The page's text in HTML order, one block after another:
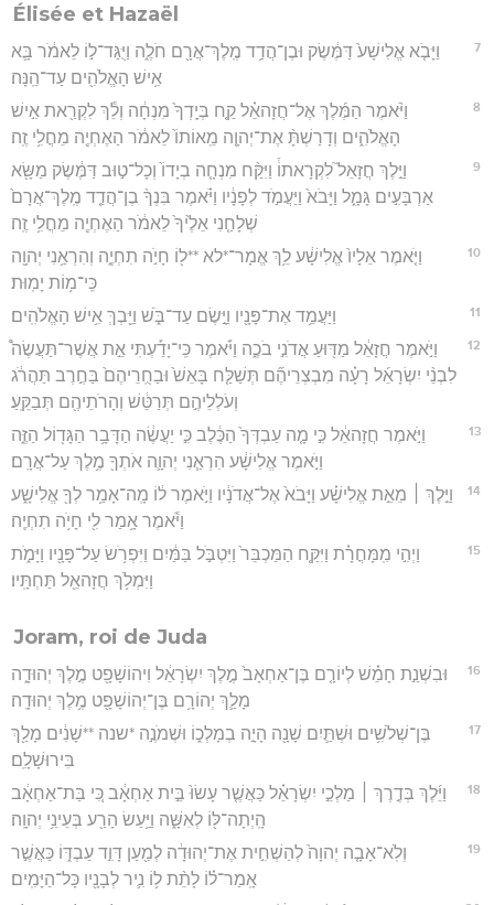
Élisée et Hazaël
7
וַיָּבֹ֤א אֱלִישָׁע֙ דַּמֶּ֔שֶׂק וּבֶן־הֲדַ֥ד מֶֽלֶךְ־אֲרָ֖ם חֹלֶ֑ה וַיֻּגַּד־ל֣וֹ לֵאמֹ֔ר בָּ֛א
אִ֥ישׁ הָאֱלֹהִ֖ים עַד־הֵֽנָּה׃
8
וַיֹּ֨אמֶר הַמֶּ֜לֶךְ אֶל־חֲזָהאֵ֗ל קַ֤ח בְּיָֽדְךָ֙ מִנְחָ֔ה וְלֵ֕ךְ לִקְרַ֖את אִ֣ישׁ
הָאֱלֹהִ֑ים וְדָרַשְׁתָּ֨ אֶת־יְהוָ֤ה מֵֽאוֹתוֹ֙ לֵאמֹ֔ר הַאֶחְיֶ֖ה מֵחֳלִ֥י זֶֽה׃
9
וַיֵּ֣לֶךְ חֲזָאֵל֮ לִקְרָאתוֹ֒ וַיִּקַּ֨ח מִנְחָ֤ה בְיָדוֹ֙ וְכָל־ט֣וּב דַּמֶּ֔שֶׂק מַשָּׂ֖א
אַרְבָּעִ֣ים גָּמָ֑ל וַיָּבֹא֙ וַיַּעֲמֹ֣ד לְפָנָ֔יו וַיֹּ֗אמֶר בִּנְךָ֨ בֶן־הֲדַ֤ד מֶֽלֶךְ־אֲרָם֙
שְׁלָחַ֤נִי אֵלֶ֙יךָ֙ לֵאמֹ֔ר הַאֶחְיֶ֖ה מֵחֳלִ֥י זֶֽה׃
10
וַיֹּ֤אמֶר אֵלָיו֙ אֱלִישָׁ֔ע לֵ֥ךְ אֱמָר־*לא **ל֖וֹ חָיֹ֣ה תִחְיֶ֑ה וְהִרְאַ֥נִי יְהוָ֖ה
כִּֽי־מ֥וֹת יָמֽוּת׃
11 וַיַּעֲמֵ֥ד אֶת־פָּנָ֖יו וַיָּ֣שֶׂם עַד־בֹּ֑שׁ וַיֵּ֖בְךְּ אִ֥ישׁ הָאֱלֹהִֽים׃
12
וַיֹּ֣אמֶר חֲזָאֵ֔ל מַדּ֖וּעַ אֲדֹנִ֣י בֹכֶ֑ה וַיֹּ֡אמֶר כִּֽי־יָדַ֡עְתִּי אֵ֣ת אֲשֶׁר־תַּעֲשֶׂה֩
לִבְנֵ֨י יִשְׂרָאֵ֜ל רָעָ֗ה מִבְצְרֵיהֶ֞ם תְּשַׁלַּ֤ח בָּאֵשׁ֙ וּבַחֻֽרֵיהֶם֙ בַּחֶ֣רֶב תַּהֲרֹ֔ג
וְעֹלְלֵיהֶ֣ם תְּרַטֵּ֔שׁ וְהָרֹתֵיהֶ֖ם תְּבַקֵּֽעַ׃
13
וַיֹּ֣אמֶר חֲזָהאֵ֔ל כִּ֣י מָ֤ה עַבְדְּךָ֙ הַכֶּ֔לֶב כִּ֣י יַעֲשֶׂ֔ה הַדָּבָ֥ר הַגָּד֖וֹל הַזֶּ֑ה
וַיֹּ֣אמֶר אֱלִישָׁ֔ע הִרְאַ֧נִי יְהוָ֛ה אֹתְךָ֖ מֶ֥לֶךְ עַל־אֲרָֽם׃
14
וַיֵּ֣לֶךְ ׀ מֵאֵ֣ת אֱלִישָׁ֗ע וַיָּבֹא֙ אֶל־אֲדֹנָ֔יו וַיֹּ֣אמֶר ל֔וֹ מָֽה־אָמַ֥ר לְךָ֖ אֱלִישָׁ֑ע
וַיֹּ֕אמֶר אָ֥מַר לִ֖י חָיֹ֥ה תִחְיֶֽה׃
15
וַיְהִ֣י מִֽמָּחֳרָ֗ת וַיִּקַּ֤ח הַמַּכְבֵּר֙ וַיִּטְבֹּ֣ל בַּמַּ֔יִם וַיִּפְרֹ֥שׂ עַל־פָּנָ֖יו וַיָּמֹ֑ת
וַיִּמְלֹ֥ךְ חֲזָהאֵ֖ל תַּחְתָּֽיו׃
Joram, roi de Juda
16
וּבִשְׁנַ֣ת חָמֵ֗שׁ לְיוֹרָ֤ם בֶּן־אַחְאָב֙ מֶ֣לֶךְ יִשְׂרָאֵ֔ל וִיהוֹשָׁפָ֖ט מֶ֣לֶךְ יְהוּדָ֑ה
מָלַ֛ךְ יְהוֹרָ֥ם בֶּן־יְהוֹשָׁפָ֖ט מֶ֥לֶךְ יְהוּדָֽה׃
17
בֶּן־שְׁלֹשִׁ֥ים וּשְׁתַּ֛יִם שָׁנָ֖ה הָיָ֣ה בְמָלְכ֑וֹ וּשְׁמֹנֶ֣ה *שנה **שָׁנִ֔ים מָלַ֖ךְ
בִּירוּשָׁלִָֽם׃
18
וַיֵּ֜לֶךְ בְּדֶ֣רֶךְ ׀ מַלְכֵ֣י יִשְׂרָאֵ֗ל כַּאֲשֶׁ֤ר עָשׂוּ֙ בֵּ֣ית אַחְאָ֔ב כִּ֚י בַּת־אַחְאָ֔ב
הָֽיְתָה־לּ֖וֹ לְאִשָּׁ֑ה וַיַּ֥עַשׂ הָרַ֖ע בְּעֵינֵ֥י יְהוָֽה׃
19
וְלֹֽא־אָבָ֤ה יְהוָה֙ לְהַשְׁחִ֣ית אֶת־יְהוּדָ֔ה לְמַ֖עַן דָּוִ֣ד עַבְדּ֑וֹ כַּאֲשֶׁ֣ר
אָֽמַר־ל֗וֹ לָתֵ֨ת ל֥וֹ נִ֛יר לְבָנָ֖יו כָּל־הַיָּמִֽים׃